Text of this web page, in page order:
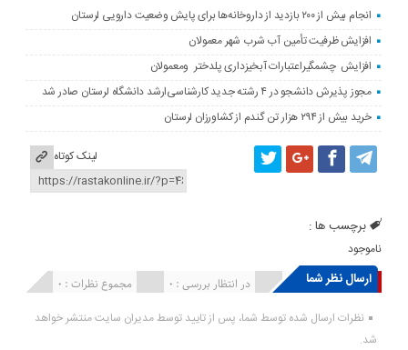
انجام بیش از ۲۰۰ بازدید از داروخانه‌ها برای پایش وضعیت دارویی لرستان
افزایش ظرفیت تأمین آب شرب شهر معمولان
افزایش چشمگیراعتبارات آبخیزداری پلدختر ومعمولان
مجوز پذیرش دانشجو در ۴ رشته جدید کارشناسی‌ارشد دانشگاه لرستان صادر شد
خرید بیش از ۲۹۴ هزار تن گندم از کشاورزان لرستان
لینک کوتاه
برچسب ها :
ناموجود
ارسال نظر شما مجموع نظرات : 0 در انتظار بررسی : 0 انتشار یافته : ۰
نظرات ارسال شده توسط شما، پس از تایید توسط مدیران سایت منتشر خواهد
شد.